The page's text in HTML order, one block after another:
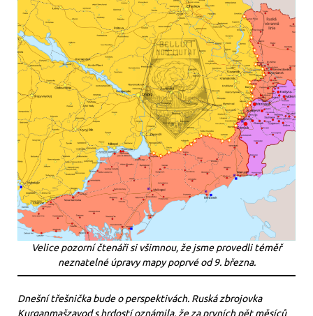
Velice pozorní čtenáři si všimnou, že jsme provedli téměř
neznatelné úpravy mapy poprvé od 9. března.
Dnešní třešnička bude o perspektivách. Ruská zbrojovka
Kurganmašzavod s hrdostí oznámila, že za prvních pět měsíců